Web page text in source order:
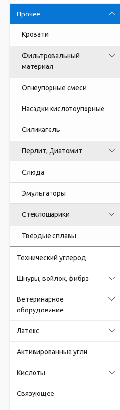
Прочее
Кровати
Фильтровальный
материал
Огнеупорные смеси
Насадки кислотоупорные
Силикагель
Перлит, Диатомит
Слюда
Эмульгаторы
Стеклошарики
Твёрдые сплавы
Технический углерод
Шнуры, войлок, фибра
Ветеринарное
оборудование
Латекс
Активированные угли
Кислоты
Связующее